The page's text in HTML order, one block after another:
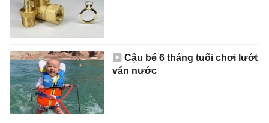
Cậu bé 6 tháng tuổi chơi lướt
ván nước